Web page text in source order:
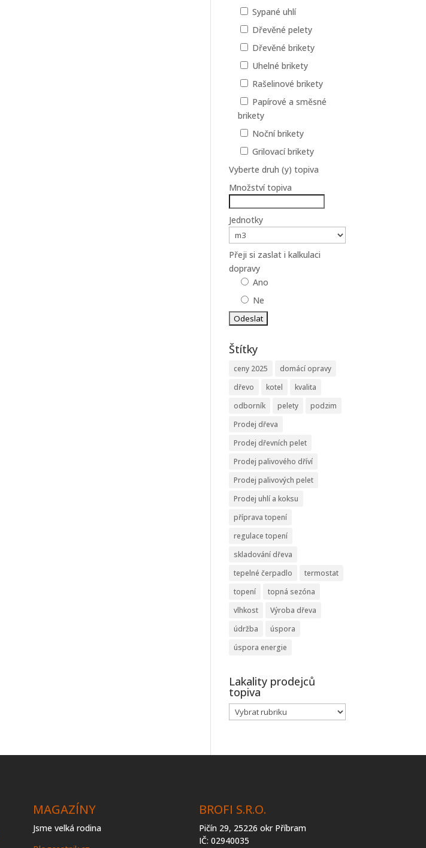
Sypané uhlí
Dřevěné pelety
Dřevěné brikety
Uhelné brikety
Rašelinové brikety
Papírové a směsné
brikety
Noční brikety
Grilovací brikety
Vyberte druh (y) topiva
Množství topiva
Jednotky
Přeji si zaslat i kalkulaci
dopravy
Ano
Ne
Štítky
ceny 2025
domácí opravy
dřevo
kotel
kvalita
odborník
pelety
podzim
Prodej dřeva
Prodej dřevních pelet
Prodej palivového dříví
Prodej palivových pelet
Prodej uhlí a koksu
příprava topení
regulace topení
skladování dřeva
tepelné čerpadlo
termostat
topení
topná sezóna
vlhkost
Výroba dřeva
údržba
úspora
úspora energie
Lakality prodejců
topiva
Lakality
prodejců
MAGAZÍNY
Jsme velká rodina
BROFI S.R.O.
Pičín 29, 25226 okr Příbram
IČ: 02940035